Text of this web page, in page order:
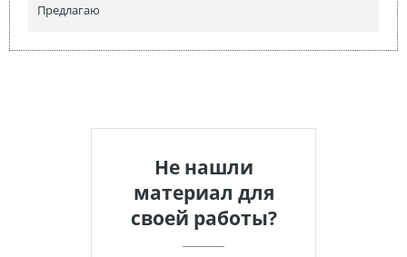
Предлагаю
Не нашли
материал для
своей работы?